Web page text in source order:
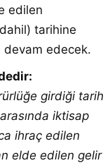
edilen
tarihine
devam edecek.
girdiği tarih
iktisap
ihraç edilen
elde edilen gelir